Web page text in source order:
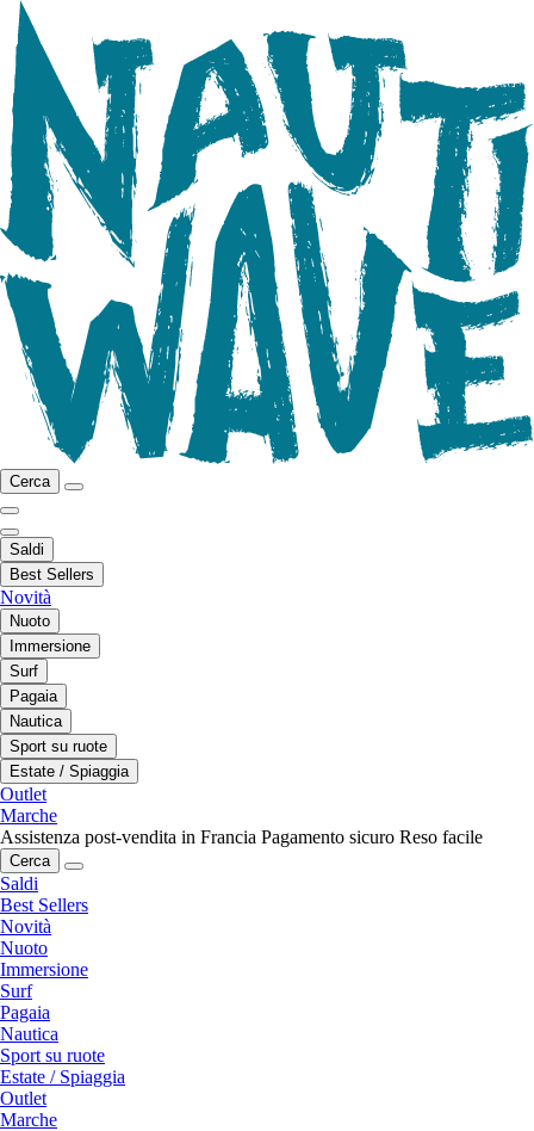
Cerca
Saldi
Best Sellers
Novità
Nuoto
Immersione
Surf
Pagaia
Nautica
Sport su ruote
Estate / Spiaggia
Outlet
Marche
Assistenza post-vendita in Francia Pagamento sicuro Reso facile
Cerca
Saldi
Best Sellers
Novità
Nuoto
Immersione
Surf
Pagaia
Nautica
Sport su ruote
Estate / Spiaggia
Outlet
Marche